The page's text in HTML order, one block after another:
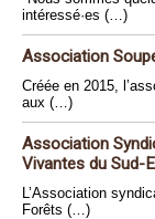
intéressé·es (…)
Association
Créée en 2015,
aux (…)
Association
Vivantes du Sud-
L’Association
Forêts (…)